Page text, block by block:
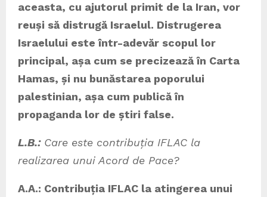
aceasta, cu ajutorul primit de la Iran, vor
reuși să distrugă Israelul. Distrugerea
Israelului este într-adevăr scopul lor
principal, așa cum se precizează în Carta
Hamas, și nu bunăstarea poporului
palestinian, așa cum publică în
propaganda lor de știri false.
L.B.:Care este contribuția IFLAC la
realizarea unui Acord de Pace?
A.A.: Contribuția IFLAC la atingerea unui